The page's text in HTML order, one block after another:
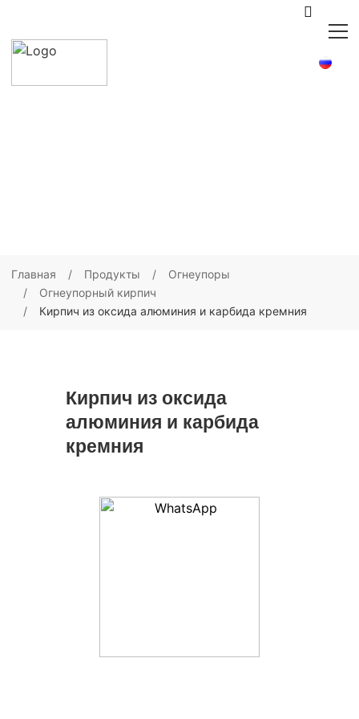
Главная Продукты
Огнеупоры
Огнеупорный кирпич
Кирпич из оксида алюминия и карбида кремния
Кирпич из оксида
алюминия и карбида
кремния